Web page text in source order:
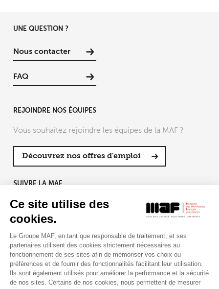
Ce site utilise des
cookies.
Le Groupe MAF, en tant que responsable de traitement, et ses
partenaires utilisent des cookies strictement nécessaires au
fonctionnement de ses sites afin de mémoriser vos choix ou
préférences et de fournir des fonctionnalités facilitant leur utilisation.
Ils sont également utilisés pour améliorer la performance et la sécurité
de nos sites. Certains de nos cookies, nous permettent de mesurer
UNE QUESTION ?
Nous contacter
FAQ
REJOINDRE NOS ÉQUIPES
Vous souhaitez rejoindre les équipes de la MAF ?
Découvrez nos offres d'emploi
SUIVRE LA MAF
RETROUVEZ-NOUS SUR :